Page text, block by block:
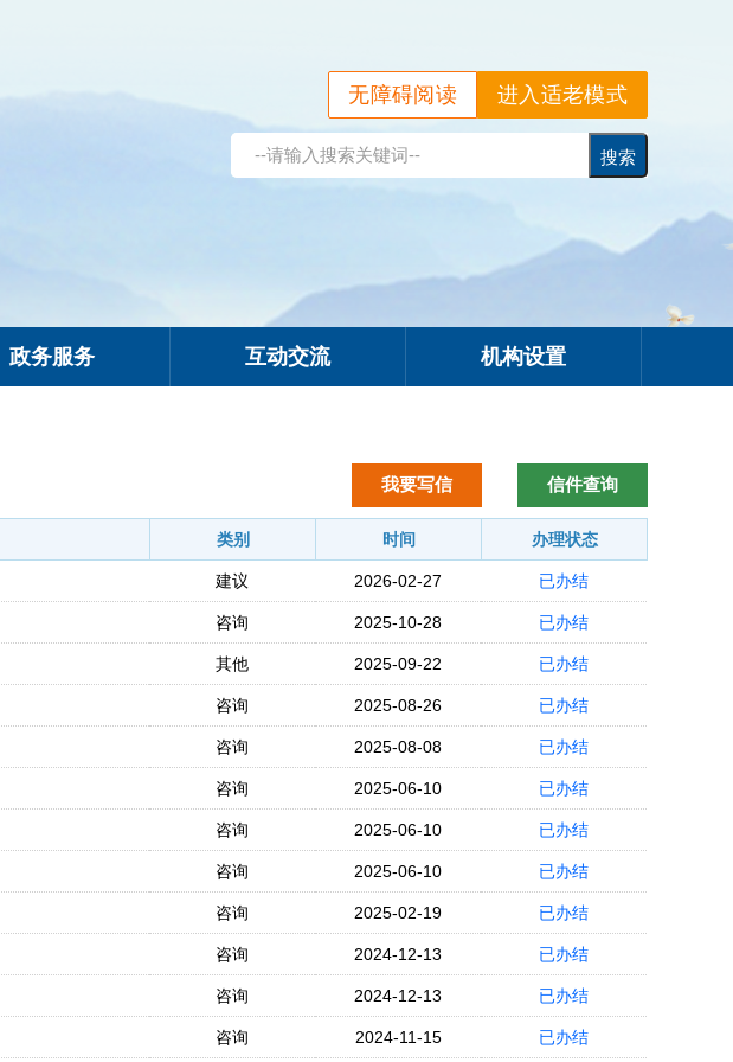
进入适老模式
无障碍阅读
政务服务 互动交流 机构设置
信件查询
我要写信
类别 时间 办理状态
建议 2026-02-27 已办结
咨询 2025-10-28 已办结
其他 2025-09-22 已办结
咨询 2025-08-26 已办结
咨询 2025-08-08 已办结
咨询 2025-06-10 已办结
咨询 2025-06-10 已办结
咨询 2025-06-10 已办结
咨询 2025-02-19 已办结
咨询 2024-12-13 已办结
咨询 2024-12-13 已办结
咨询 2024-11-15 已办结